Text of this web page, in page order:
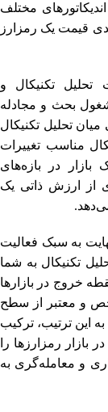
مختلف
قیمت یک رمزارز
تحلیل تکنیکال و
بحث و مجادله
تحلیل تکنیکال
مناسب تغییرات
در بازه‌های
از ارزش ذاتی یک
به سبک فعالیت
تکنیکال به شما
خروج در بازارها
و معتبر از سطح
این ترتیب، ترکیب
رمزارزها را
و معامله‌گری به